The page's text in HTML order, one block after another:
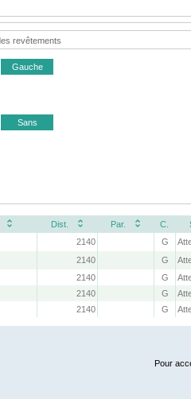
Gauche
Sans
Dist. Par. C.
2140 G
2140 G
2140 G
2140 G
2140 G
Pour